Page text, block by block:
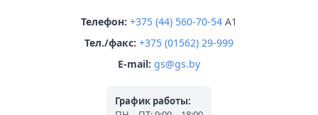
Телефон: +375 (44) 560-70-54 A1
Тел./факс: +375 (01562) 29-999
E-mail: gs@gs.by
График работы: